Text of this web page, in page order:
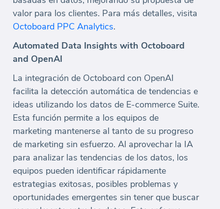
valor para los clientes. Para más detalles, visita
Octoboard PPC Analytics.
Automated Data Insights with Octoboard
and OpenAI
La integración de Octoboard con OpenAI
facilita la detección automática de tendencias e
ideas utilizando los datos de E-commerce Suite.
Esta función permite a los equipos de
marketing mantenerse al tanto de su progreso
de marketing sin esfuerzo. Al aprovechar la IA
para analizar las tendencias de los datos, los
equipos pueden identificar rápidamente
estrategias exitosas, posibles problemas y
oportunidades emergentes sin tener que buscar